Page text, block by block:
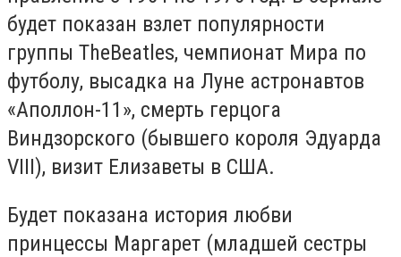
будет показан взлет популярности
группы TheBeatles, чемпионат Мира по
футболу, высадка на Луне астронавтов
«Аполлон-11», смерть герцога
Виндзорского (бывшего короля Эдуарда
VIII), визит Елизаветы в США.
Будет показана история любви
принцессы Маргарет (младшей сестры